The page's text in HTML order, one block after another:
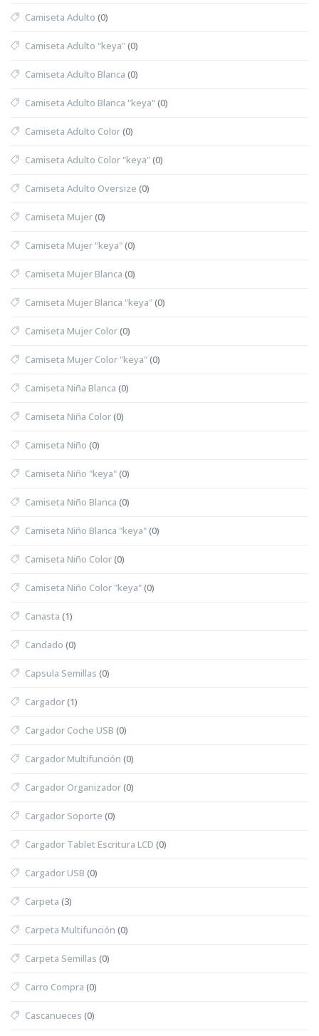
Camiseta Adulto (0)
Camiseta Adulto "keya"(0)
Camiseta Adulto Blanca (0)
Camiseta Adulto Blanca "keya"(0)
Camiseta Adulto Color(0)
Camiseta Adulto Color "keya"(0)
Camiseta Adulto Oversize (0)
Camiseta Mujer(0)
Camiseta Mujer "keya"(0)
Camiseta Mujer Blanca (0)
Camiseta Mujer Blanca "keya"(0)
Camiseta Mujer Color(0)
Camiseta Mujer Color "keya"(0)
Camiseta Niña Blanca (0)
Camiseta Niña Color(0)
Camiseta Niño (0)
Camiseta Niño "keya"(0)
Camiseta Niño Blanca (0)
Camiseta Niño Blanca "keya"(0)
Camiseta Niño Color(0)
Camiseta Niño Color "keya"(0)
Canasta (1)
Candado (0)
Capsula Semillas (0)
Cargador(1)
Cargador Coche USB (0)
Cargador Multifunción (0)
Cargador Organizador(0)
Cargador Soporte (0)
Cargador Tablet Escritura LCD (0)
Cargador USB (0)
Carpeta (3)
Carpeta Multifunción (0)
Carpeta Semillas (0)
Carro Compra (0)
Cascanueces (0)